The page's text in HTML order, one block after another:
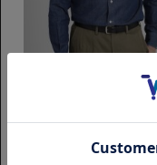
カジュアル